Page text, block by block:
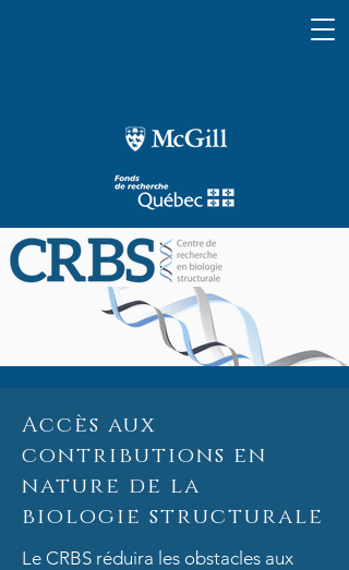
Accès aux
contributions en
nature de la
biologie structurale
Le CRBS réduira les obstacles aux